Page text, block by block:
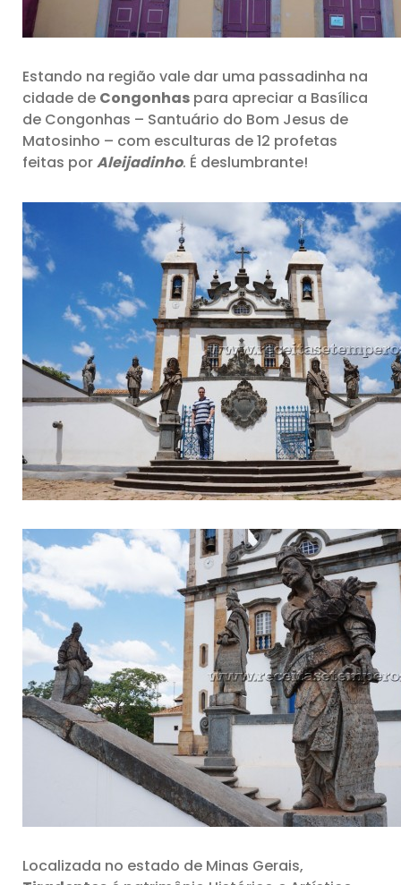
Estando na região vale dar uma passadinha na
cidade de Congonhas para apreciar a Basílica
de Congonhas – Santuário do Bom Jesus de
Matosinho – com esculturas de 12 profetas
feitas porAleijadinho. É deslumbrante!
Localizada no estado de Minas Gerais,